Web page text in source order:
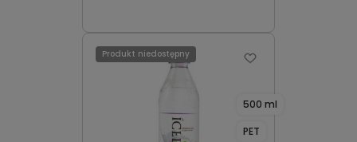
500 ml
PET
Produkt niedostępny